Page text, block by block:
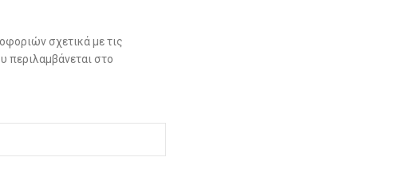
σχετικά με τις
περιλαμβάνεται στο